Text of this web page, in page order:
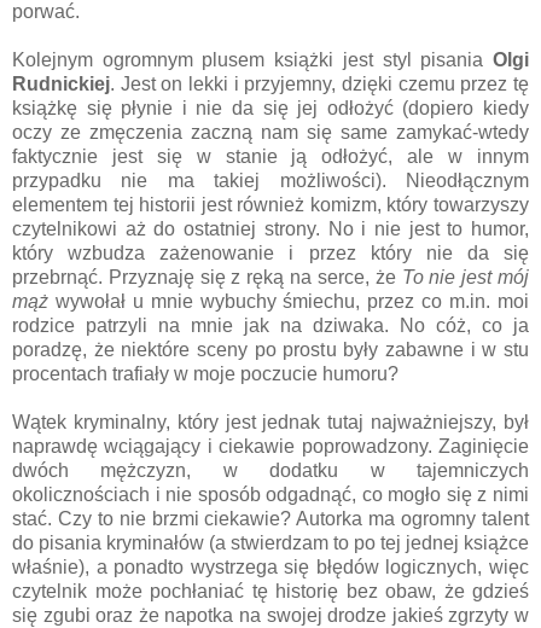
porwać.
Kolejnym ogromnym plusem książki jest styl pisania Olgi
Rudnickiej. Jest on lekki i przyjemny, dzięki czemu przez tę
książkę się płynie i nie da się jej odłożyć (dopiero kiedy
oczy ze zmęczenia zaczną nam się same zamykać-wtedy
faktycznie jest się w stanie ją odłożyć, ale w innym
przypadku nie ma takiej możliwości). Nieodłącznym
elementem tej historii jest również komizm, który towarzyszy
czytelnikowi aż do ostatniej strony. No i nie jest to humor,
który wzbudza zażenowanie i przez który nie da się
przebrnąć. Przyznaję się z ręką na serce, że To nie jest mój
mąż wywołał u mnie wybuchy śmiechu, przez co m.in. moi
rodzice patrzyli na mnie jak na dziwaka. No cóż, co ja
poradzę, że niektóre sceny po prostu były zabawne i w stu
procentach trafiały w moje poczucie humoru?
Wątek kryminalny, który jest jednak tutaj najważniejszy, był
naprawdę wciągający i ciekawie poprowadzony. Zaginięcie
dwóch mężczyzn, w dodatku w tajemniczych
okolicznościach i nie sposób odgadnąć, co mogło się z nimi
stać. Czy to nie brzmi ciekawie? Autorka ma ogromny talent
do pisania kryminałów (a stwierdzam to po tej jednej książce
właśnie), a ponadto wystrzega się błędów logicznych, więc
czytelnik może pochłaniać tę historię bez obaw, że gdzieś
się zgubi oraz że napotka na swojej drodze jakieś zgrzyty w